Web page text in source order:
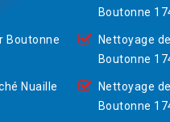
Boutonne
Nuaille
Boutonne
Nettoyage
Boutonne
Nettoyage
Boutonne